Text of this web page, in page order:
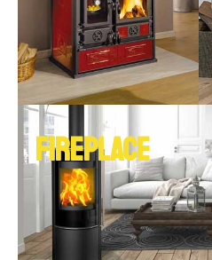
FIREPLACE